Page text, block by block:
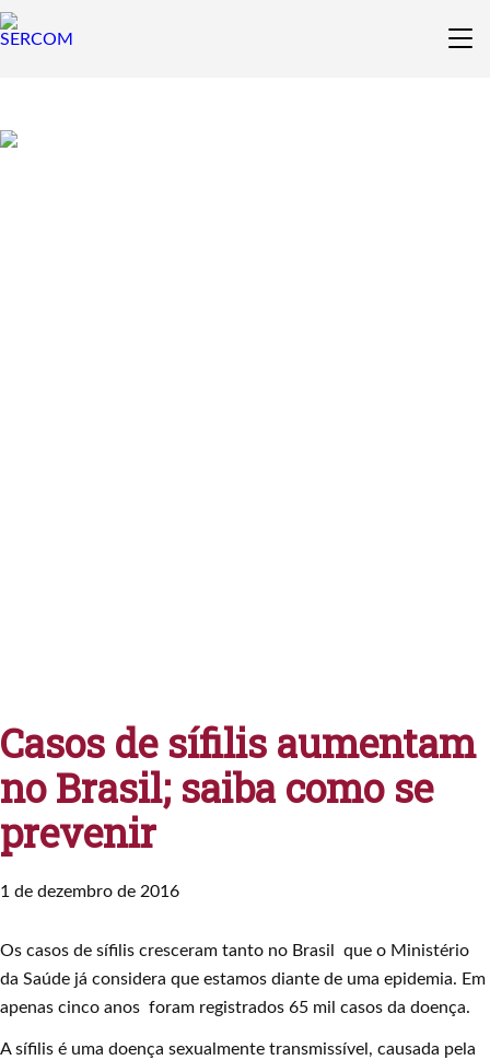
Casos de sífilis aumentam
no Brasil; saiba como se
prevenir
1 de dezembro de 2016
Os casos de sífilis cresceram tanto no Brasil que o Ministério
da Saúde já considera que estamos diante de uma epidemia. Em
apenas cinco anos foram registrados 65 mil casos da doença.
A sífilis é uma doença sexualmente transmissível, causada pela